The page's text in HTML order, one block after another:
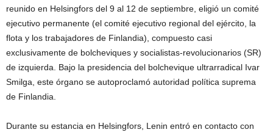
reunido en Helsingfors del 9 al 12 de septiembre, eligió un comité
ejecutivo permanente (el comité ejecutivo regional del ejército, la
flota y los trabajadores de Finlandia), compuesto casi
exclusivamente de bolcheviques y socialistas-revolucionarios (SR)
de izquierda. Bajo la presidencia del bolchevique ultrarradical Ivar
Smilga, este órgano se autoproclamó autoridad política suprema
de Finlandia.
Durante su estancia en Helsingfors, Lenin entró en contacto con